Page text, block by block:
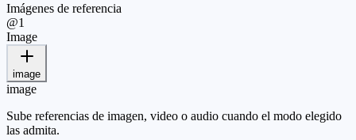
Imágenes de referencia
@1
Image
image
image
Sube referencias de imagen, video o audio cuando el modo elegido
las admita.